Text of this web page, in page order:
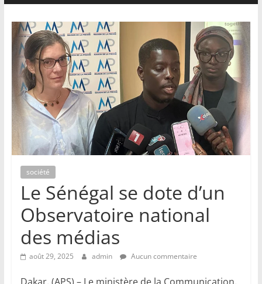
production
société
Le Sénégal se dote d’un
Observatoire national
des médias
août 29, 2025 admin Aucun commentaire
Dakar, (APS) – Le ministère de la Communication,